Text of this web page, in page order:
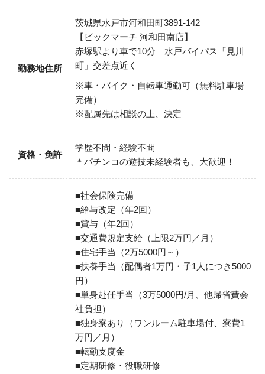
勤務地住所
茨城県水戸市河和田町3891-142
【ビックマーチ 河和田南店】
赤塚駅より車で10分 水戸バイパス「見川
町」交差点近く
※車・バイク・自転車通勤可（無料駐車場
完備）
※配属先は相談の上、決定
資格・免許
学歴不問・経験不問
＊パチンコの遊技未経験者も、大歓迎！
■社会保険完備
■給与改定（年2回）
■賞与（年2回）
■交通費規定支給（上限2万円／月）
■住宅手当（2万5000円～）
■扶養手当（配偶者1万円・子1人につき5000
円）
■単身赴任手当（3万5000円/月、他帰省費会
社負担）
■独身寮あり（ワンルーム駐車場付、寮費1
万円／月）
■転勤支度金
■定期研修・役職研修